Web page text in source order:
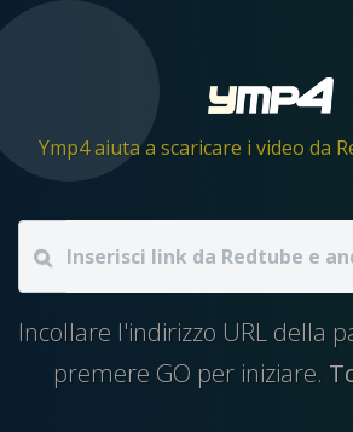
Ymp4 aiuta a scaricare i video da
Incollare l'indirizzo URL della
premere GO per iniziare.